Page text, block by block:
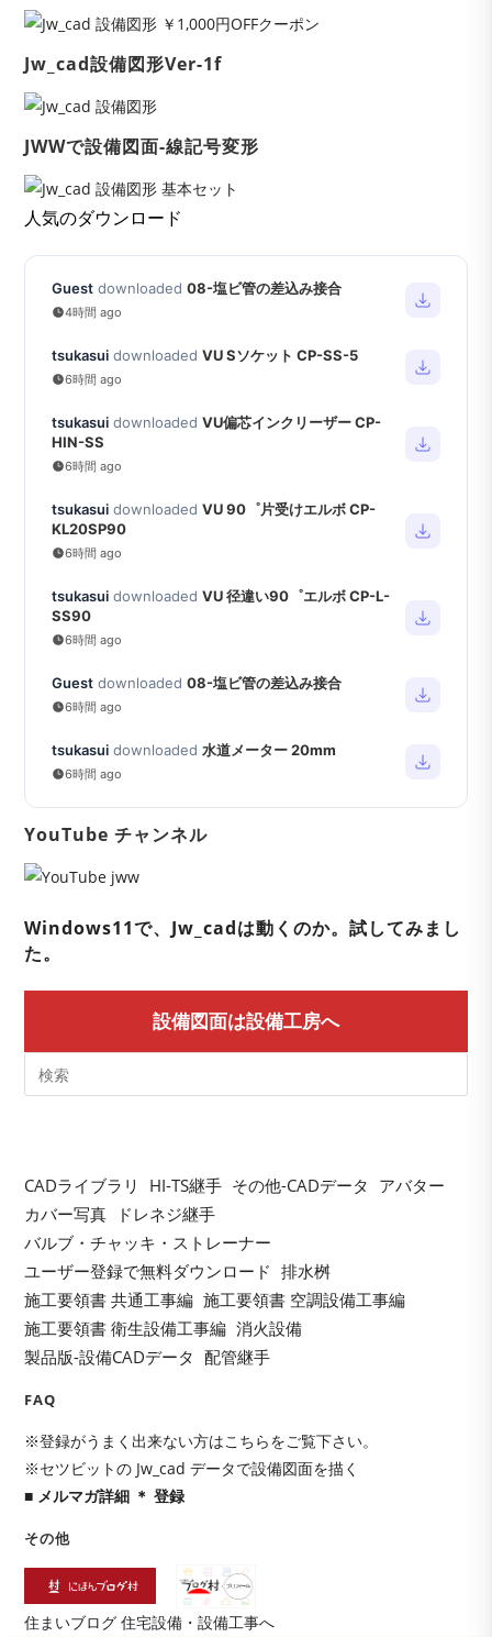
Jw_cad設備図形Ver-1f
JWWで設備図面-線記号変形
人気のダウンロード
Guest downloaded 08-塩ビ管の差込み接合
4時間 ago
tsukasui downloaded VU Sソケット CP-SS-5
6時間 ago
tsukasui downloaded VU偏芯インクリーザー CP-
HIN-SS
6時間 ago
tsukasui downloaded VU 90゜片受けエルボ CP-
KL20SP90
6時間 ago
tsukasui downloaded VU 径違い90゜エルボ CP-L-
SS90
6時間 ago
Guest downloaded 08-塩ビ管の差込み接合
6時間 ago
tsukasui downloaded 水道メーター 20mm
6時間 ago
YouTube チャンネル
Windows11で、Jw_cadは動くのか。試してみまし
た。
設備図面は設備工房へ
CADライブラリ HI-TS継手 その他-CADデータ アバター
カバー写真
ドレネジ継手
バルブ・チャッキ・ストレーナー
ユーザー登録で無料ダウンロード 排水桝
施工要領書 共通工事編 施工要領書 空調設備工事編
施工要領書 衛生設備工事編 消火設備
製品版-設備CADデータ 配管継手
FAQ
※登録がうまく出来ない方はこちらをご覧下さい。
※セツビットの Jw_cad データで設備図面を描く
■ メルマガ詳細 ＊ 登録
その他
住まいブログ 住宅設備・設備工事へ